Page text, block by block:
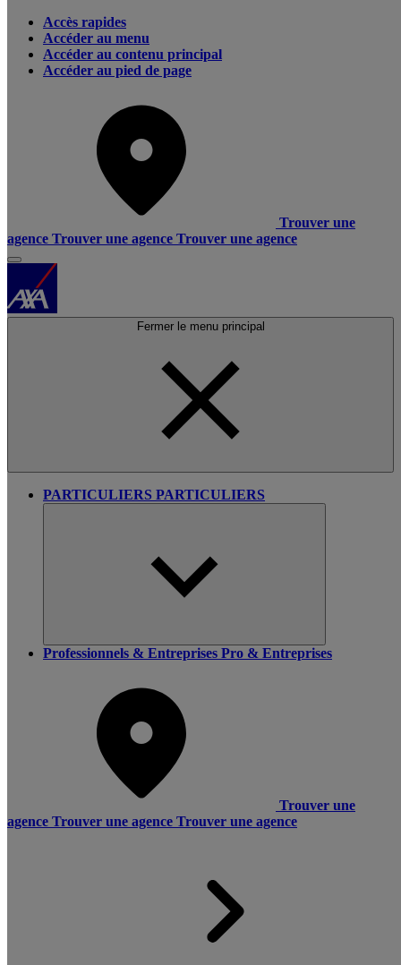
Accès rapides
Accéder au menu
Accéder au contenu principal
Accéder au pied de page
Trouver une
agence Trouver une agence Trouver une agence
Fermer le menu principal
PARTICULIERS PARTICULIERS
Professionnels & Entreprises Pro & Entreprises
Trouver une
agence Trouver une agence Trouver une agence